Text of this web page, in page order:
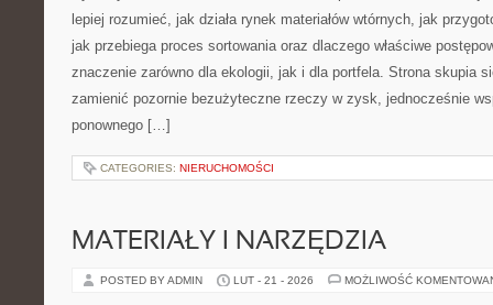
CATEGORIES:NIERUCHOMOŚCI
RODZAJE ODPADÓW
POSTED BY ADMIN LUT - 23 - 2026
poświęcony tematyce
zbiórki materiałów do
osób i firm, które chcą